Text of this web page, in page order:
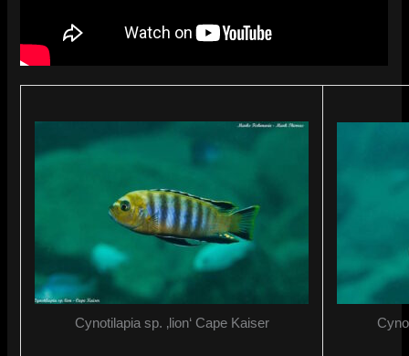
Cynotilapia sp. ‚lion‘ Cape Kaiser